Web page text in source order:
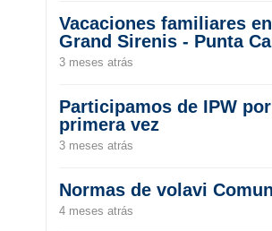
Vacaciones familiares
Grand Sirenis - Punta
3 meses atrás
Participamos de IPW por
primera vez
3 meses atrás
Normas de volavi
4 meses atrás